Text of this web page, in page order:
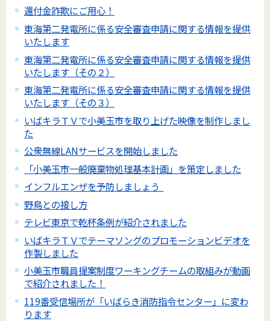
還付金詐欺にご用心！
東海第二発電所に係る安全審査申請に関する情報を提供
いたします
東海第二発電所に係る安全審査申請に関する情報を提供
いたします（その２）
東海第二発電所に係る安全審査申請に関する情報を提供
いたします（その３）
いばキラＴＶで小美玉市を取り上げた映像を制作しまし
た
公衆無線LANサービスを開始しました
「小美玉市一般廃棄物処理基本計画」を策定しました
インフルエンザを予防しましょう
野鳥との接し方
テレビ東京で乾杯条例が紹介されました
いばキラＴＶでテーマソングのプロモーションビデオを
作製しました
小美玉市職員提案制度ワーキングチームの取組みが動画
で紹介されました！
119番受信場所が「いばらき消防指令センター」に変わ
ります